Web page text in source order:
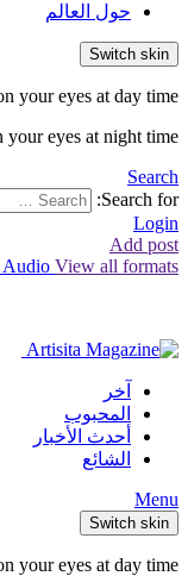
حول العالم
Switch skin
your eyes at day time.
eyes at night time.
Search
Search for:
Login
Add post
Audio View all formats
آخر
المحبوب
أحدث الأخبار
الشائع
Menu
Switch skin
your eyes at day time.